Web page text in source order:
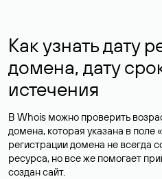
Как узнать дату
домена, дату
истечения
В Whois можно проверить
домена, которая указана в поле
регистрации домена не всегда
ресурса, но все же помогает
создан сайт.